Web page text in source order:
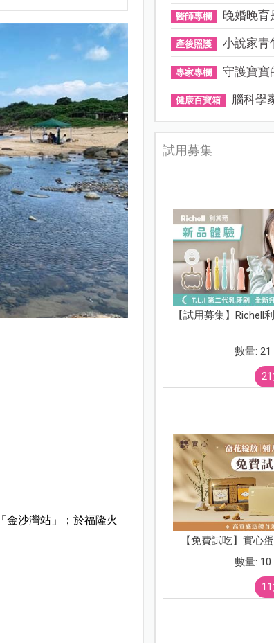
金沙灣站」；於福隆火
醫師專欄 晚婚晚育
產後照護 小說家青
專家專欄 守護寶寶
健康百寶箱 腦科學
試用募集
【試用募集】Richell
數量:
【免費試吃】實心
數量: